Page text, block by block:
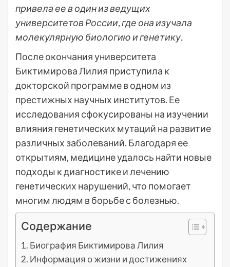
привела ее в один из ведущих
университетов России, где она изучала
молекулярную биологию и генетику.
После окончания университета
Биктимирова Лилия приступила к
докторской программе в одном из
престижных научных институтов. Ее
исследования сфокусированы на изучении
влияния генетических мутаций на развитие
различных заболеваний. Благодаря ее
открытиям, медицине удалось найти новые
подходы к диагностике и лечению
генетических нарушений, что помогает
многим людям в борьбе с болезнью.
Содержание
Биография Биктимирова Лилия
Информация о жизни и достижениях